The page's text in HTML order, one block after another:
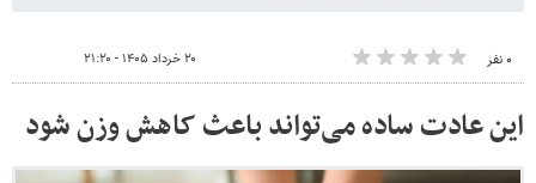
۰ نفر ۲۰ خرداد ۱۴۰۵ - ۲۱:۲۰
این عادت ساده می‌تواند باعث کاهش وزن شود